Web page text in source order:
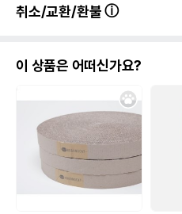
취소/교환/환불
이 상품은 어떠신가요?